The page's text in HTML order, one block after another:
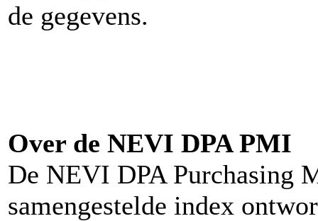
de gegevens.
Over de NEVI DPA PMI
De NEVI DPA Purchasing
samengestelde index